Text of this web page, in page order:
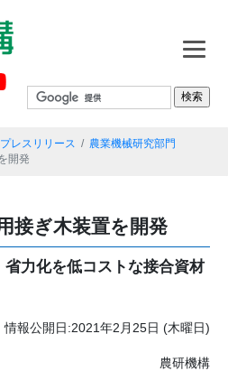
プレスリリース
農業機械研究部門
開発
接ぎ木装置を開発
力化を低コストな接合資材
情報公開日:2021年2月25日 (木曜日)
農研機構